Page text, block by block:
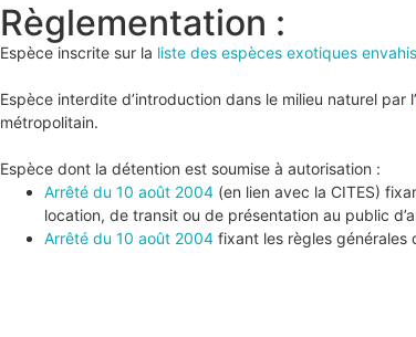
Règlementation :
Espèce inscrite sur la liste des espèces exotiques
Espèce interdite d’introduction dans le milieu naturel par l’
métropolitain.
Espèce dont la détention est soumise à autorisation :
Arrêté du 10 août 2004 (en lien avec la CITES)
location, de transit ou de présentation au public
Arrêté du 10 août 2004 fixant les règles générales